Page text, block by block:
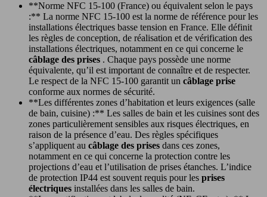
**Norme NFC 15-100 (France) ou équivalent selon le pays
:** La norme NFC 15-100 est la norme de référence pour les
installations électriques basse tension en France. Elle définit
les règles de conception, de réalisation et de vérification des
installations électriques, notamment en ce qui concerne le
câblage des prises . Chaque pays possède une norme
équivalente, qu’il est important de connaître et de respecter.
Le respect de la NFC 15-100 garantit un câblage prise
conforme aux normes de sécurité.
**Les différentes zones d’habitation et leurs exigences (salle
de bain, cuisine) :** Les salles de bain et les cuisines sont des
zones particulièrement sensibles aux risques électriques, en
raison de la présence d’eau. Des règles spécifiques
s’appliquent au câblage des prises dans ces zones,
notamment en ce qui concerne la protection contre les
projections d’eau et l’utilisation de prises étanches. L’indice
de protection IP44 est souvent requis pour les prises
électriques installées dans les salles de bain.